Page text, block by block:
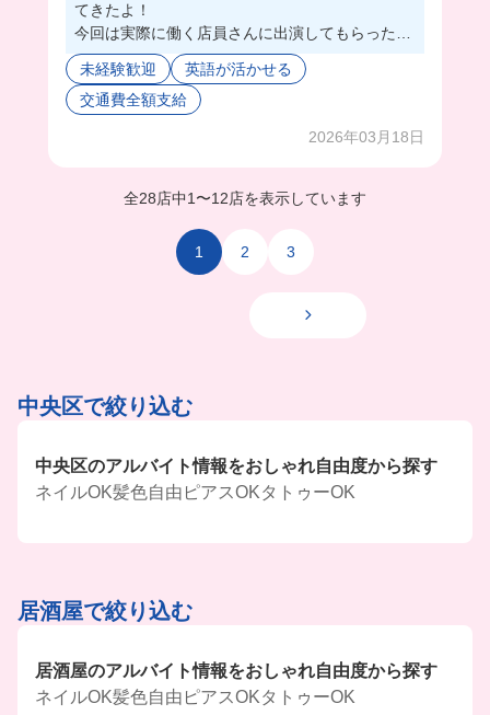
てきたよ！
今回は実際に働く店員さんに出演してもらったよ
🤭
撮影中も和気あいあいとしててカジュアルな感じ
が楽しそうだった🥺
るスタッフさんもいたから、色々なリクエスト聞
しかも餅つきやオクトーバーフェストなど、他の
も多数やってるんだって🥹✨
クラフトビールが何十種類もあるから、ビール好
未経験歓迎
英語が活かせる
交通費全額支給
2026年03月18日
全28店中1 〜12店を表示しています
1 2 3
中央区で絞り込む
中央区のアルバイト情報をおしゃれ自由度から探す
ネイルOK髪色自由 ピアスOKタトゥーOK
居酒屋で絞り込む
居酒屋のアルバイト情報をおしゃれ自由度から探す
ネイルOK髪色自由 ピアスOKタトゥーOK